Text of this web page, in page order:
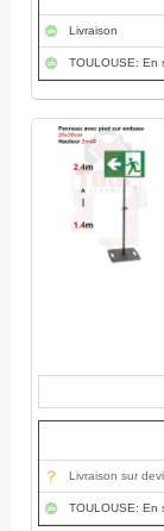
Livraison
TOULOUSE: En
Livraison sur
TOULOUSE: En